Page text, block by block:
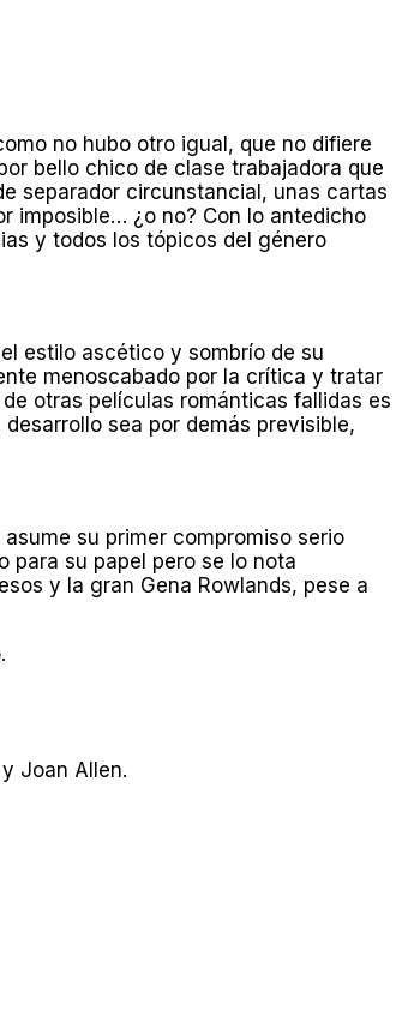
no hubo otro igual, que no difiere
bello chico de clase trabajadora que
separador circunstancial, unas cartas
imposible… ¿o no? Con lo antedicho
y todos los tópicos del género
estilo ascético y sombrío de su
menoscabado por la crítica y tratar
otras películas románticas fallidas es
sea por demás previsible,
asume su primer compromiso serio
para su papel pero se lo nota
y la gran Gena Rowlands, pese a
Joan Allen.